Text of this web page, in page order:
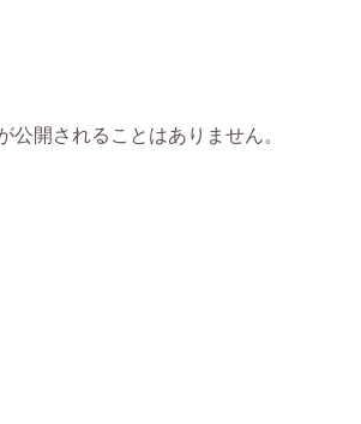
開されることはありません。